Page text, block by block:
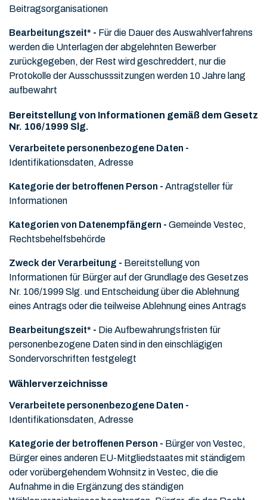
Beitragsorganisationen
Bearbeitungszeit* - Für die Dauer des Auswahlverfahrens
werden die Unterlagen der abgelehnten Bewerber
zurückgegeben, der Rest wird geschreddert, nur die
Protokolle der Ausschusssitzungen werden 10 Jahre lang
aufbewahrt
Bereitstellung von Informationen gemäß dem Gesetz
Nr. 106/1999 Slg.
Verarbeitete personenbezogene Daten -
Identifikationsdaten, Adresse
Kategorie der betroffenen Person - Antragsteller für
Informationen
Kategorien von Datenempfängern - Gemeinde Vestec,
Rechtsbehelfsbehörde
Zweck der Verarbeitung - Bereitstellung von
Informationen für Bürger auf der Grundlage des Gesetzes
Nr. 106/1999 Slg. und Entscheidung über die Ablehnung
eines Antrags oder die teilweise Ablehnung eines Antrags
Bearbeitungszeit* - Die Aufbewahrungsfristen für
personenbezogene Daten sind in den einschlägigen
Sondervorschriften festgelegt
Wählerverzeichnisse
Verarbeitete personenbezogene Daten -
Identifikationsdaten, Adresse
Kategorie der betroffenen Person - Bürger von Vestec,
Bürger eines anderen EU-Mitgliedstaates mit ständigem
oder vorübergehendem Wohnsitz in Vestec, die die
Aufnahme in die Ergänzung des ständigen